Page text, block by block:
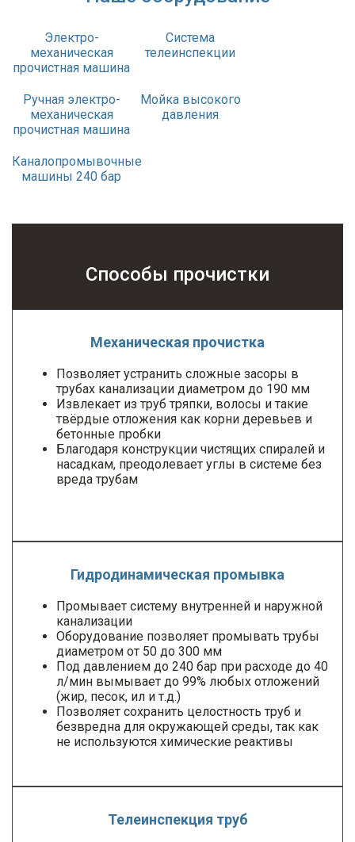
Электро-
механическая
прочистная машина
Система
телеинспекции
Ручная электро-
механическая
прочистная машина
Мойка высокого
давления
Каналопромывочные
машины 240 бар
Способы прочистки
Механическая прочистка
Позволяет устранить сложные засоры в
трубах канализации диаметром до 190 мм
Извлекает из труб тряпки, волосы и такие
твёрдые отложения как корни деревьев и
бетонные пробки
Благодаря конструкции чистящих спиралей и
насадкам, преодолевает углы в системе без
вреда трубам
Гидродинамическая промывка
Промывает систему внутренней и наружной
канализации
Оборудование позволяет промывать трубы
диаметром от 50 до 300 мм
Под давлением до 240 бар при расходе до 40
л/мин вымывает до 99% любых отложений
(жир, песок, ил и т.д.)
Позволяет сохранить целостность труб и
безвредна для окружающей среды, так как
не используются химические реактивы
Телеинспекция труб